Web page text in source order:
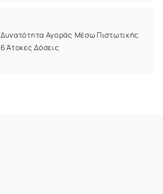
Δυνατότητα Αγοράς Μέσω Πιστωτικής
6 Άτοκες Δόσεις